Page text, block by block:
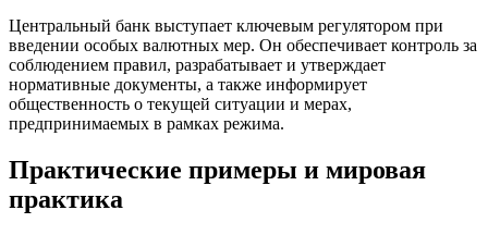
Центральный банк выступает ключевым регулятором при
введении особых валютных мер. Он обеспечивает контроль за
соблюдением правил, разрабатывает и утверждает
нормативные документы, а также информирует
общественность о текущей ситуации и мерах,
предпринимаемых в рамках режима.
Практические примеры и мировая
практика